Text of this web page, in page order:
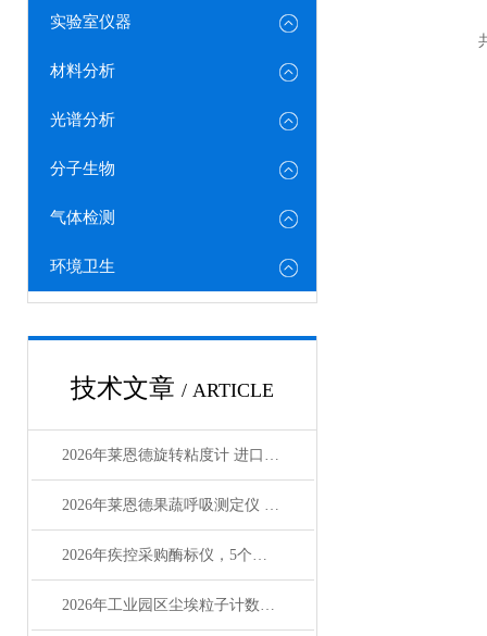
实验室仪器
材料分析
光谱分析
分子生物
气体检测
环境卫生
技术文章 / ARTICLE
2026年莱恩德旋转粘度计 进口国产对标选型指南
2026年莱恩德果蔬呼吸测定仪 检测效率较传统方式提8倍
2026年疾控采购酶标仪，5个成本维度要算清
2026年工业园区尘埃粒子计数器选型实用指南